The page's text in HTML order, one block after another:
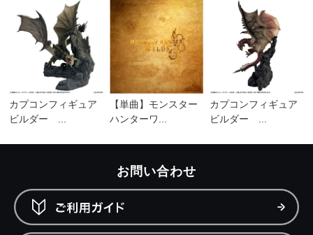
カプコンフィギュア
ビルダー ...
【単曲】モンスター
ハンターワ...
カプコンフィギュア
ビルダー ...
お問い合わせ